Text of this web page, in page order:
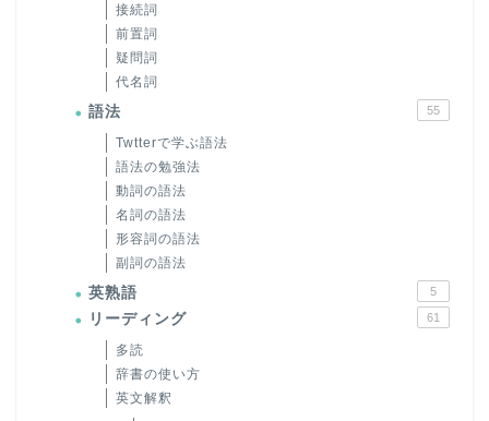
接続詞
前置詞
疑問詞
代名詞
語法 55
Twtterで学ぶ語法
語法の勉強法
動詞の語法
名詞の語法
形容詞の語法
副詞の語法
英熟語 5
リーディング 61
多読
辞書の使い方
英文解釈